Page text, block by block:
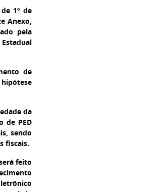
1º de
Anexo,
pela
de
da
de PED
sendo
fiscais.
feito